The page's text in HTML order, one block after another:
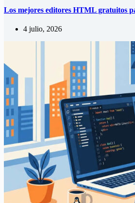
Los mejores editores HTML gratuitos
4 julio, 2026